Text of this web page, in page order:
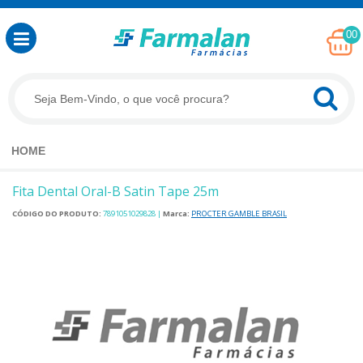
00
HOME
Fita Dental Oral-B Satin Tape 25m
CÓDIGO DO PRODUTO: 7891051029828 | Marca: PROCTER GAMBLE BRASIL